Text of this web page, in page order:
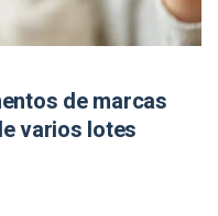
de marcas
varios lotes